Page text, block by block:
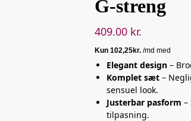
G-streng
409.00 kr.
Elegant design–
Komplet sæt–
sensuel look.
Justerbar pasform –
tilpasning.